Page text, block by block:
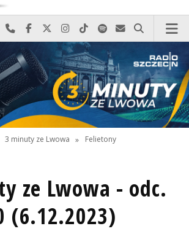
Najlepiej po prostu do nas zadzwoń
Odwiedź nas na Facebook-u
Odwiedź nas na X
Odwiedź nas na Instagram-ie
Odwiedź nas na TikTok-u
Szukaj nas na Spotify
Wyślij do nas
Szukaj
3 minuty ze Lwowa » Felietony
ze Lwowa - odc.
(6.12.2023)